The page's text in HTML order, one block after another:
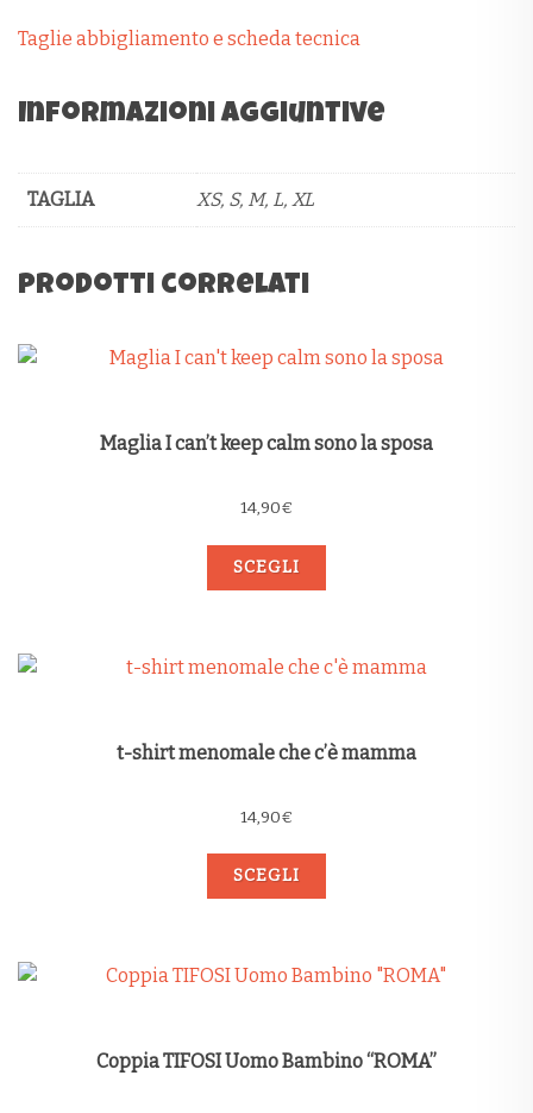
Taglie abbigliamento e scheda tecnica
Informazioni aggiuntive
TAGLIA XS, S, M, L, XL
Prodotti correlati
Maglia I can’t keep calm sono la sposa
14,90€
SCEGLI
t-shirt menomale che c’è mamma
14,90€
SCEGLI
Coppia TIFOSI Uomo Bambino “ROMA”